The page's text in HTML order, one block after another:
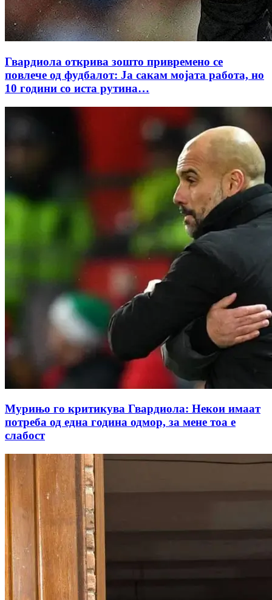
Гвардиола открива зошто привремено се
повлече од фудбалот: Ја сакам мојата работа, но
10 години со иста рутина…
Мурињо го критикува Гвардиола: Некои имаат
потреба од една година одмор, за мене тоа е
слабост